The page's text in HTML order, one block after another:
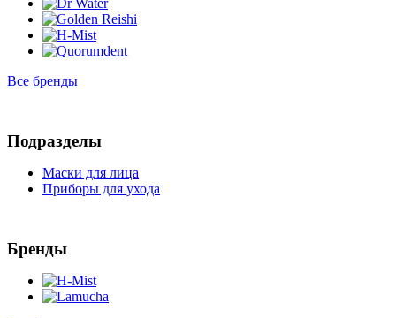
Все бренды
Подразделы
Маски для лица
Приборы для ухода
Бренды